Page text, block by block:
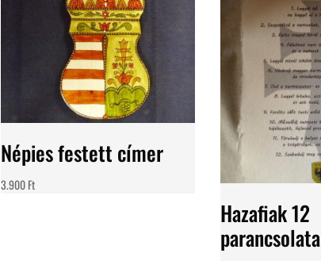
Népies festett címer
3.900Ft
Hazafiak 12
parancsolata